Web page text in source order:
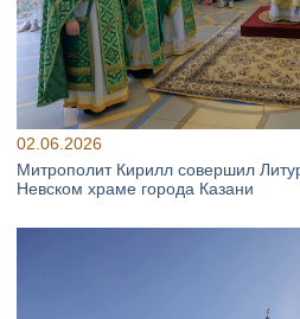
02.06.2026
Митрополит Кирилл совершил
Невском храме города Казани